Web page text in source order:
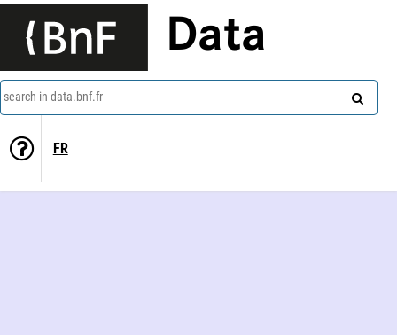
Data
search in data.bnf.fr
FR